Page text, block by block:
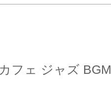
フェ ジャズ BGM